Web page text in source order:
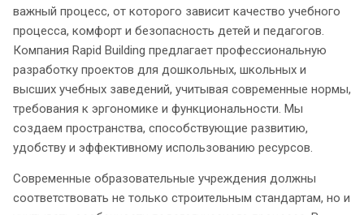
важный процесс, от которого зависит качество учебного
процесса, комфорт и безопасность детей и педагогов.
Компания Rapid Building предлагает профессиональную
разработку проектов для дошкольных, школьных и
высших учебных заведений, учитывая современные нормы,
требования к эргономике и функциональности. Мы
создаем пространства, способствующие развитию,
удобству и эффективному использованию ресурсов.
Современные образовательные учреждения должны
соответствовать не только строительным стандартам, но и